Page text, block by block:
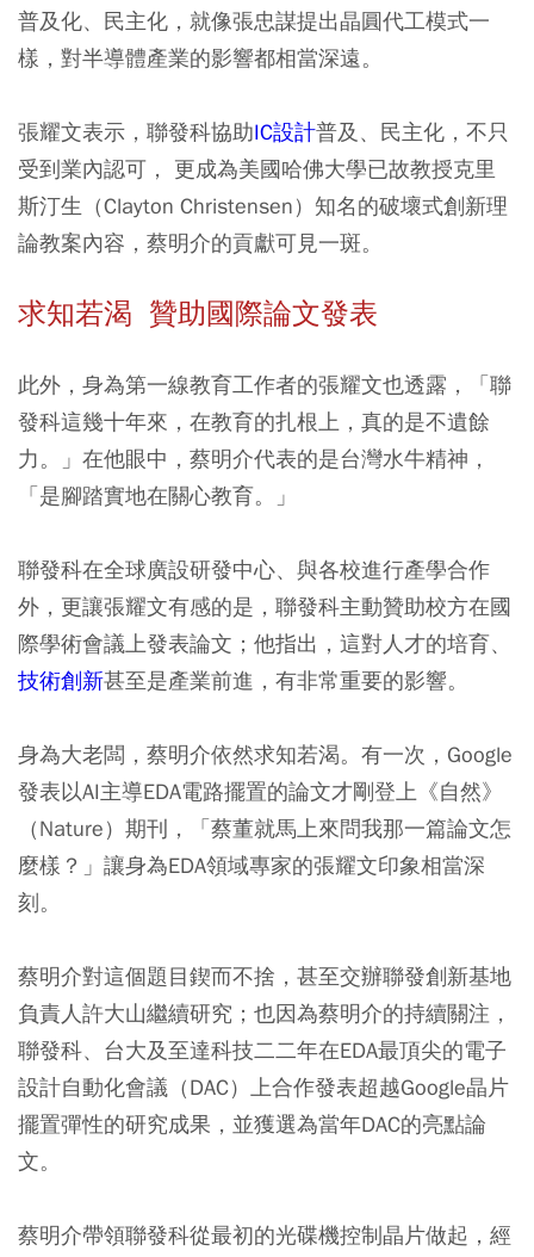
普及化、民主化，就像張忠謀提出晶圓代工模式一
樣，對半導體產業的影響都相當深遠。
張耀文表示，聯發科協助IC設計普及、民主化，不只
受到業內認可， 更成為美國哈佛大學已故教授克里
斯汀生（Clayton Christensen）知名的破壞式創新理
論教案內容，蔡明介的貢獻可見一斑。
求知若渴 贊助國際論文發表
此外，身為第一線教育工作者的張耀文也透露，「聯
發科這幾十年來，在教育的扎根上，真的是不遺餘
力。」在他眼中，蔡明介代表的是台灣水牛精神，
「是腳踏實地在關心教育。」
聯發科在全球廣設研發中心、與各校進行產學合作
外，更讓張耀文有感的是，聯發科主動贊助校方在國
際學術會議上發表論文；他指出，這對人才的培育、
技術創新甚至是產業前進，有非常重要的影響。
身為大老闆，蔡明介依然求知若渴。有一次，Google
發表以AI主導EDA電路擺置的論文才剛登上《自然》
（Nature）期刊，「蔡董就馬上來問我那一篇論文怎
麼樣？」讓身為EDA領域專家的張耀文印象相當深
刻。
蔡明介對這個題目鍥而不捨，甚至交辦聯發創新基地
負責人許大山繼續研究；也因為蔡明介的持續關注，
聯發科、台大及至達科技二二年在EDA最頂尖的電子
設計自動化會議（DAC）上合作發表超越Google晶片
擺置彈性的研究成果，並獲選為當年DAC的亮點論
文。
蔡明介帶領聯發科從最初的光碟機控制晶片做起，經